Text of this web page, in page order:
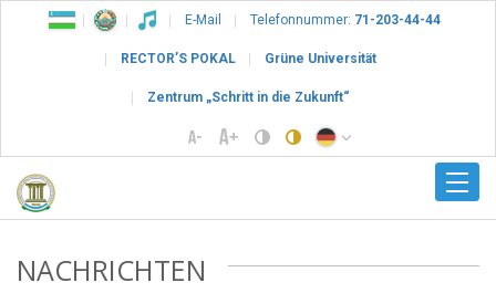
E-Mail Telefonnummer: 71-203-44-44
RECTOR’S POKAL Grüne Universität
Zentrum „Schritt in die Zukunft“
NACHRICHTEN